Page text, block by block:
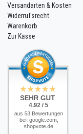
Versandarten & Kosten
Widerrufsrecht
Warenkorb
Zur Kasse
SEHR GUT
4.92 / 5
aus 53 Bewertungen
bei: google.com,
shopvote.de